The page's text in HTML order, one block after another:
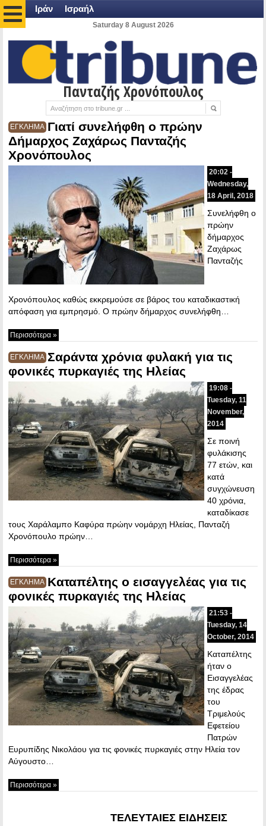
Ιράν Ισραήλ
Saturday 8 August 2026
Πανταζής Χρονόπουλος
ΕΓΚΛΗΜΑ Γιατί συνελήφθη ο πρώην
Δήμαρχος Ζαχάρως Πανταζής
Χρονόπουλος
20:02 -
Wednesday,
18 April, 2018
Συνελήφθη ο
πρώην
δήμαρχος
Ζαχάρως
Πανταζής
Χρονόπουλος καθώς εκκρεμούσε σε βάρος του καταδικαστική
απόφαση για εμπρησμό. Ο πρώην δήμαρχος συνελήφθη…
Περισσότερα »
ΕΓΚΛΗΜΑ Σαράντα χρόνια φυλακή για τις
φονικές πυρκαγιές της Ηλείας
19:08 -
Tuesday, 11
November,
2014
Σε ποινή
φυλάκισης
77 ετών, και
κατά
συγχώνευση
40 χρόνια,
καταδίκασε
τους Χαράλαμπο Καφύρα πρώην νομάρχη Ηλείας, Πανταζή
Χρονόπουλο πρώην…
Περισσότερα »
ΕΓΚΛΗΜΑ Καταπέλτης ο εισαγγελέας για τις
φονικές πυρκαγιές της Ηλείας
21:53 -
Tuesday, 14
October, 2014
Καταπέλτης
ήταν ο
Εισαγγελέας
της έδρας
του
Τριμελούς
Εφετείου
Πατρών
Ευρυπίδης Νικολάου για τις φονικές πυρκαγιές στην Ηλεία τον
Αύγουστο…
Περισσότερα »
ΤΕΛΕΥΤΑΙΕΣ ΕΙΔΗΣΕΙΣ